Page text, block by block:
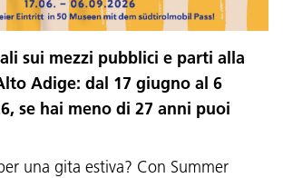
sui mezzi pubblici e parti alla
Adige: dal 17 giugno al 6
se hai meno di 27 anni puoi
una gita estiva? Con Summer